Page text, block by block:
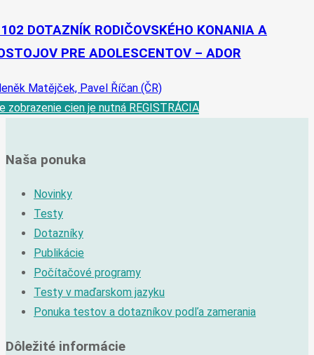
DOTAZNÍK RODIČOVSKÉHO KONANIA A
PRE ADOLESCENTOV – ADOR
Matějček, Pavel Říčan (ČR)
zobrazenie cien je nutná REGISTRÁCIA
Naša ponuka
Novinky
Testy
Dotazníky
Publikácie
Počítačové programy
Testy v maďarskom jazyku
Ponuka testov a dotazníkov podľa zamerania
Dôležité informácie